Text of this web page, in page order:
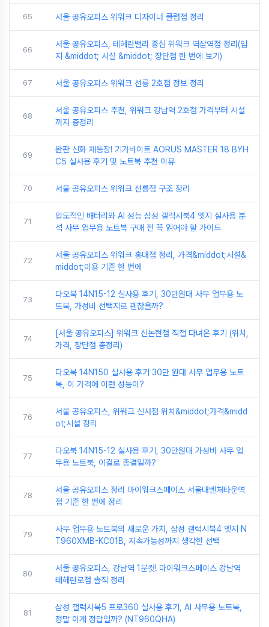
65 서울 공유오피스 위워크 디자이너 클럽점 정리
66
서울 공유오피스, 테헤란밸리 중심 위워크 역삼역점 정리(입
지 &middot; 시설 &middot; 장단점 한 번에 보기)
67 서울 공유오피스 위워크 선릉 2호점 정보 정리
68
서울 공유오피스 추천, 위워크 강남역 2호점 가격부터 시설
까지 총정리
69
완판 신화 재등장! 기가바이트 AORUS MASTER 18 BYH
C5 실사용 후기 및 노트북 추천 이유
70 서울 공유오피스 위워크 선릉점 구조 정리
71
압도적인 배터리와 AI 성능 삼성 갤럭시북4 엣지 실사용 분
석 사무 업무용 노트북 구매 전 꼭 읽어야 할 가이드
72
서울 공유오피스 위워크 홍대점 정리, 가격&middot;시설&
middot;이용 기준 한 번에
73
다오북 14N15-12 실사용 후기, 30만원대 사무 업무용 노
트북, 가성비 선택지로 괜찮을까?
74
[서울 공유오피스] 위워크 신논현점 직접 다녀온 후기 (위치,
가격, 장단점 총정리)
75
다오북 14N150 실사용 후기 30만 원대 사무 업무용 노트
북, 이 가격에 이런 성능이?
76
서울 공유오피스, 위워크 신사점 위치&middot;가격&midd
ot;시설 정리
77
다오북 14N15-12 실사용 후기, 30만원대 가성비 사무 업
무용 노트북, 이걸로 종결일까?
78
서울 공유오피스 정리 마이워크스페이스 서울대벤처타운역
점 기준 한 번에 정리
79
사무 업무용 노트북의 새로운 가치, 삼성 갤럭시북4 엣지 N
T960XMB-KC01B, 지속가능성까지 생각한 선택
80
서울 공유오피스, 강남역 1분컷! 마이워크스페이스 강남역
테헤란로점 솔직 정리
81
삼성 갤럭시북5 프로360 실사용 후기, AI 사무용 노트북,
정말 이게 정답일까? (NT960QHA)